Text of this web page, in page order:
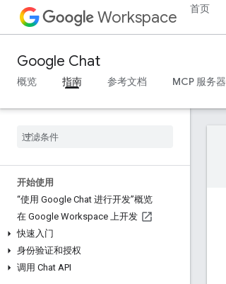
Workspace 首页
Google Chat
概览 指南 参考文档 MCP 服务器
开始使用
“使用 Google Chat 进行开发”概览
在 Google Workspace 上开发
快速入门
身份验证和授权
调用 Chat API